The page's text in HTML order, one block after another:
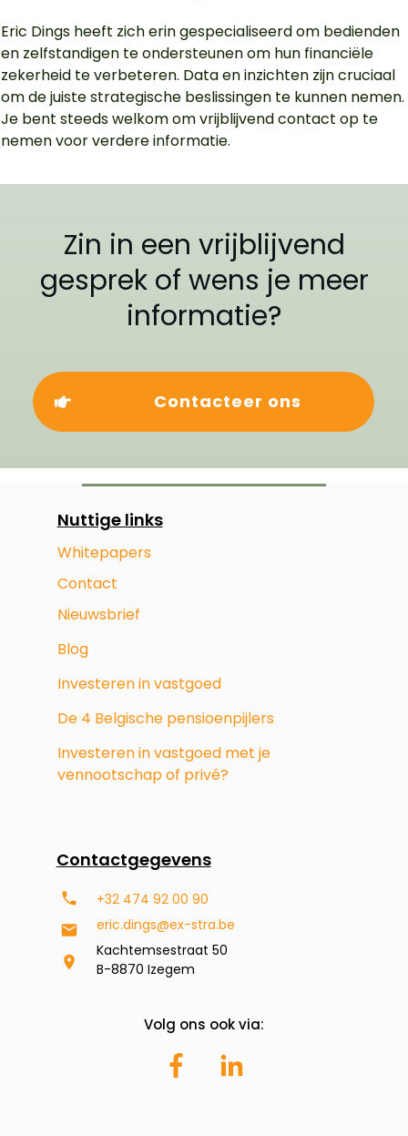
Eric Dings heeft zich erin gespecialiseerd om bedienden
en zelfstandigen te ondersteunen om hun financiële
zekerheid te verbeteren. Data en inzichten zijn cruciaal
om de juiste strategische beslissingen te kunnen nemen.
Je bent steeds welkom om vrijblijvend contact op te
nemen voor verdere informatie.
Zin in een vrijblijvend
gesprek of wens je meer
informatie?
Contacteer ons
Nuttige links
Whitepapers
Contact
Nieuwsbrief
Blog
Investeren in vastgoed
De 4 Belgische pensioenpijlers
Investeren in vastgoed met je
vennootschap of privé?
Contactgegevens
+32 474 92 00 90
eric.dings@ex-stra.be
Kachtemsestraat 50
B-8870 Izegem
Volg ons ook via: